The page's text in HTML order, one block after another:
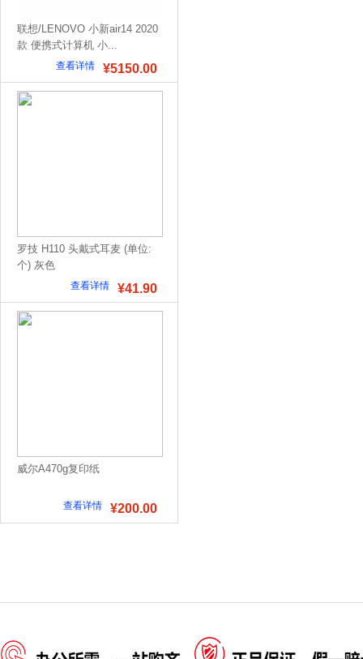
联想/LENOVO 小新air14 2020
款 便携式计算机 小...
¥5150.00
查看详情
罗技 H110 头戴式耳麦 (单位:
个) 灰色
¥41.90
查看详情
威尔A470g复印纸
¥200.00
查看详情